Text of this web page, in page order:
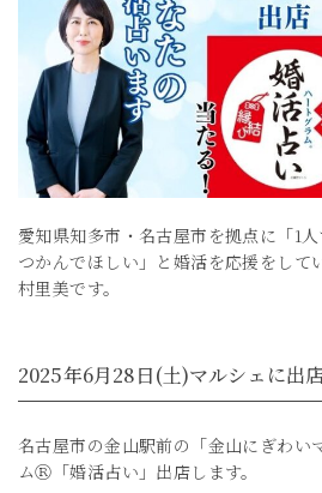
愛知県知多市・名古屋市を拠点に「1
つかんでほしい」と婚活を応援をして
村里美です。
2025年6月28日(土)マルシェに出
名古屋市の金山駅前の「金山にぎわい
ムⓇ「婚活占い」出店します。